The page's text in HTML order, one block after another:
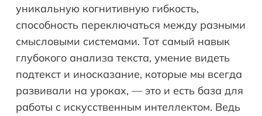
уникальную когнитивную гибкость,
способность переключаться между разными
смысловыми системами. Тот самый навык
глубокого анализа текста, умение видеть
подтекст и иносказание, которые мы всегда
развивали на уроках, — это и есть база для
работы с искусственным интеллектом. Ведь